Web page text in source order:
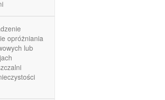
opróżniania
lub